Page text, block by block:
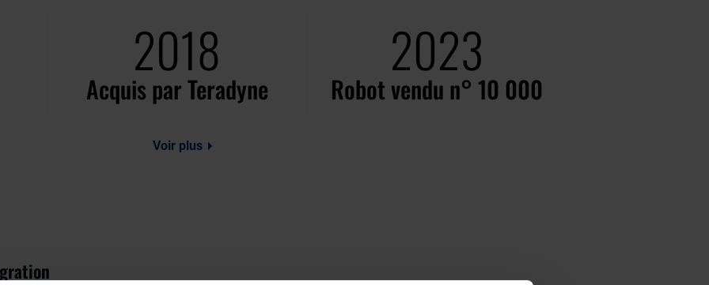
2018
Acquis par Teradyne
2023
Robot vendu n° 10 000
Voir plus